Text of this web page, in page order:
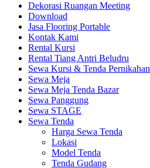
Dekorasi Ruangan Meeting
Download
Jasa Flooring Portable
Kontak Kami
Rental Kursi
Rental Tiang Antri Beludru
Sewa Kursi & Tenda Pernikahan
Sewa Meja
Sewa Meja Tenda Bazar
Sewa Panggung
Sewa STAGE
Sewa Tenda
Harga Sewa Tenda
Lokasi
Model Tenda
Tenda Gudang